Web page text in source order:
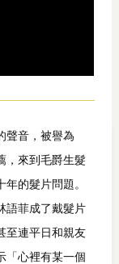
聲音，被譽為
，來到毛爵生髮
的髮片問題。
語菲成了戴髮片
至連平日和親友
「心裡有某一個